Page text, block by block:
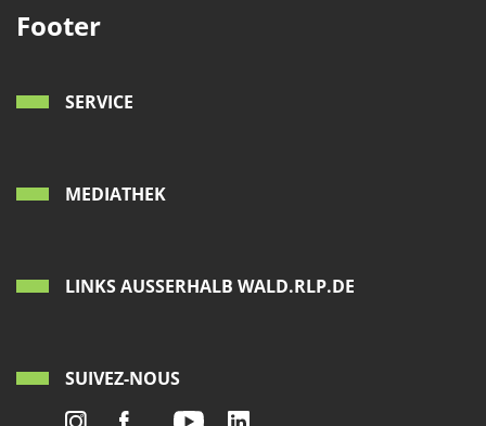
Footer
SERVICE
MEDIATHEK
LINKS AUSSERHALB WALD.RLP.DE
SUIVEZ-NOUS